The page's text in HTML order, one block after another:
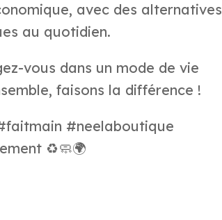
avec des alternatives
au quotidien.
vous dans un mode de vie
faisons la différence !
#neelaboutique
♻️🧼🌍